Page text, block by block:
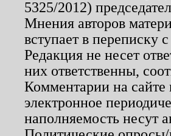
5325/2012)
Мнения авторов
вступает в переписку
Редакция не несет
них ответственны,
Комментарии на
электронное
наполняемость несут